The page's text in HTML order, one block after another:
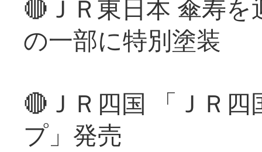
🔴ＪＲ東日本 傘寿
の一部に特別塗装
🔴ＪＲ四国 「ＪＲ
プ」発売